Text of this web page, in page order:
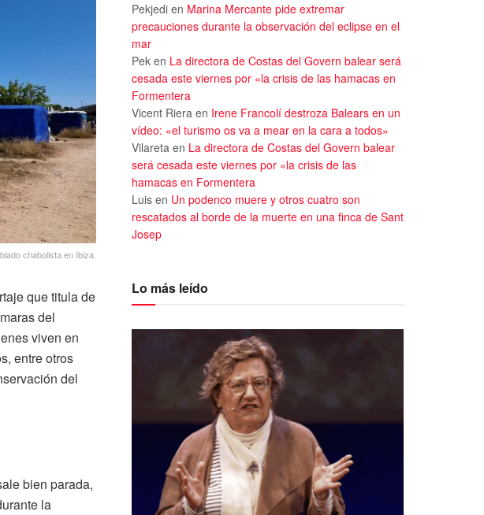
chabolista en Ibiza.
que titula de
del
viven en
entre otros
del
bien parada,
la
Pekjedi en Marina Mercante pide extremar
precauciones durante la observación del eclipse en el
mar
Pek en La directora de Costas del Govern balear será
cesada este viernes por «la crisis de las hamacas en
Formentera
Vicent Riera en Irene Francolí destroza Balears en un
vídeo: «el turismo os va a mear en la cara a todos»
Vilareta en La directora de Costas del Govern balear
será cesada este viernes por «la crisis de las
hamacas en Formentera
Luis en Un podenco muere y otros cuatro son
rescatados al borde de la muerte en una finca de Sant
Josep
Lo más leído